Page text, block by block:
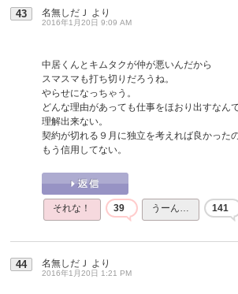
43 名無しだＪ より
2016年1月20日 9:09 AM
中居くんとキムタクが仲が悪いんだから
スマスマも打ち切りだろうね。
やらせになっちゃう。
どんな理由があっても仕事をほおり出すなん
理解出来ない。
契約が切れる９月に独立を考えれば良かったの
もう信用してない。
それな！ 39 うーん… 141
44 名無しだＪ より
2016年1月20日 1:21 PM